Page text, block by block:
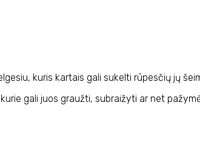
kuris kartais gali sukelti rūpesčių jų
gali juos graužti, subraižyti ar net